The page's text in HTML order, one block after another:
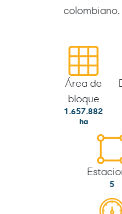
colombiano.
Área de
bloque
1.657.882
ha
5